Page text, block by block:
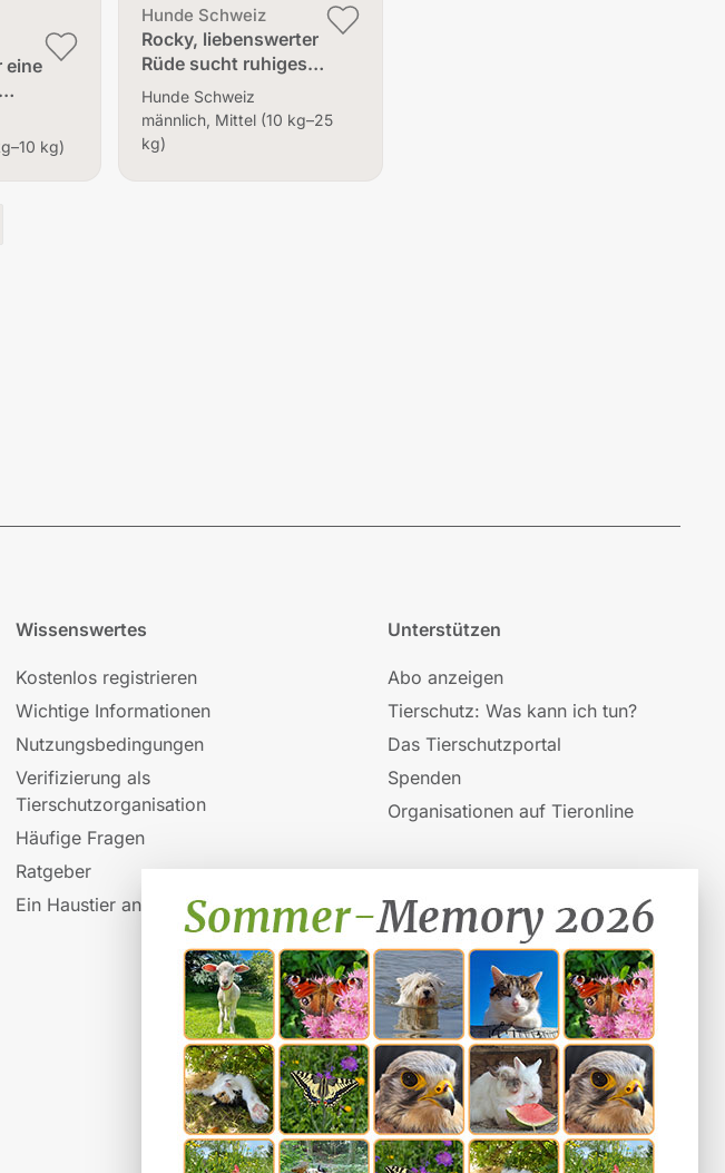
eine
kg)
Hunde Schweiz
Rocky, liebenswerter
Rüde sucht ruhiges…
Hunde Schweiz
männlich, Mittel (10 kg–25
kg)
Wissenswertes
Kostenlos registrieren
Wichtige Informationen
Nutzungsbedingungen
Verifizierung als
Tierschutzorganisation
Häufige Fragen
Ratgeber
Ein Haustier anschaffen
Unterstützen
Abo anzeigen
Tierschutz: Was kann ich tun?
Das Tierschutzportal
Spenden
Organisationen auf Tieronline